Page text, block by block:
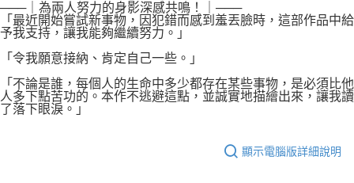
───｜為兩人努力的身影深感共鳴！｜───
「最近開始嘗試新事物，因犯錯而感到羞丟臉時，這部作品中給
予我支持，讓我能夠繼續努力。」
「令我願意接納、肯定自己一些。」
「不論是誰，每個人的生命中多少都存在某些事物，是必須比他
人多下點苦功的。本作不逃避這點，並誠實地描繪出來，讓我讀
了落下眼淚。」
顯示電腦版詳細說明